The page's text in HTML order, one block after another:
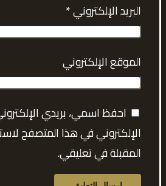
البريد الإلكتروني*
الموقع الإلكتروني
احفظ اسمي، بريدي
الإلكتروني في هذا المتصفح
المقبلة في تعليقي.